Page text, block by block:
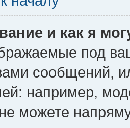
и как я
под
сообщений,
например,
можете